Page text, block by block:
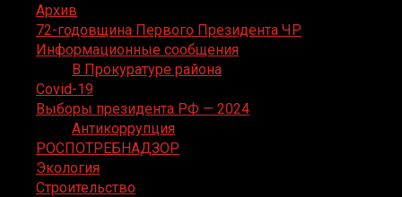
Архив
72-годовщина Первого Президента ЧР
Информационные сообщения
В Прокуратуре района
Covid-19
Выборы президента РФ — 2024
Антикоррупция
РОСПОТРЕБНАДЗОР
Экология
Строительство